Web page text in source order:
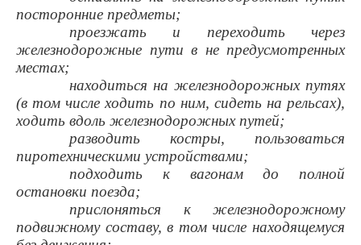
посторонние предметы;
проезжать и переходить через
железнодорожные пути в не предусмотренных
местах;
находиться на железнодорожных путях
(в том числе ходить по ним, сидеть на рельсах),
ходить вдоль железнодорожных путей;
разводить костры, пользоваться
пиротехническими устройствами;
подходить к вагонам до полной
остановки поезда;
прислоняться к железнодорожному
подвижному составу, в том числе находящемуся